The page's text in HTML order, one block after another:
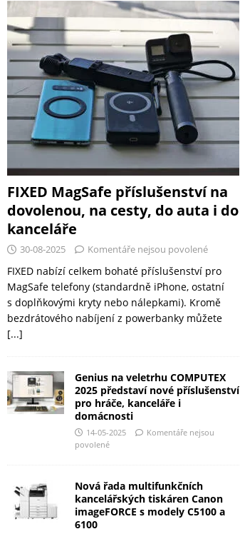
FIXED MagSafe příslušenství na
dovolenou, na cesty, do auta i do
kanceláře
30-08-2025 Komentáře nejsou povolené
FIXED nabízí celkem bohaté příslušenství pro
MagSafe telefony (standardně iPhone, ostatní
s doplňkovými kryty nebo nálepkami). Kromě
bezdrátového nabíjení z powerbanky můžete
[...]
Genius na veletrhu COMPUTEX
2025 představí nové příslušenství
pro hráče, kanceláře i
domácnosti
14-05-2025
Komentáře nejsou
povolené
Nová řada multifunkčních
kancelářských tiskáren Canon
imageFORCE s modely C5100 a
6100